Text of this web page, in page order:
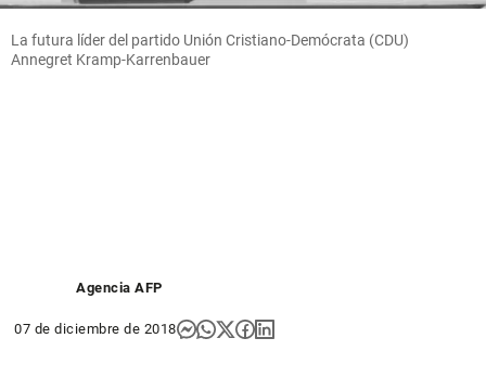
La futura líder del partido Unión Cristiano-Demócrata (CDU)
Annegret Kramp-Karrenbauer
Agencia AFP
07 de diciembre de 2018